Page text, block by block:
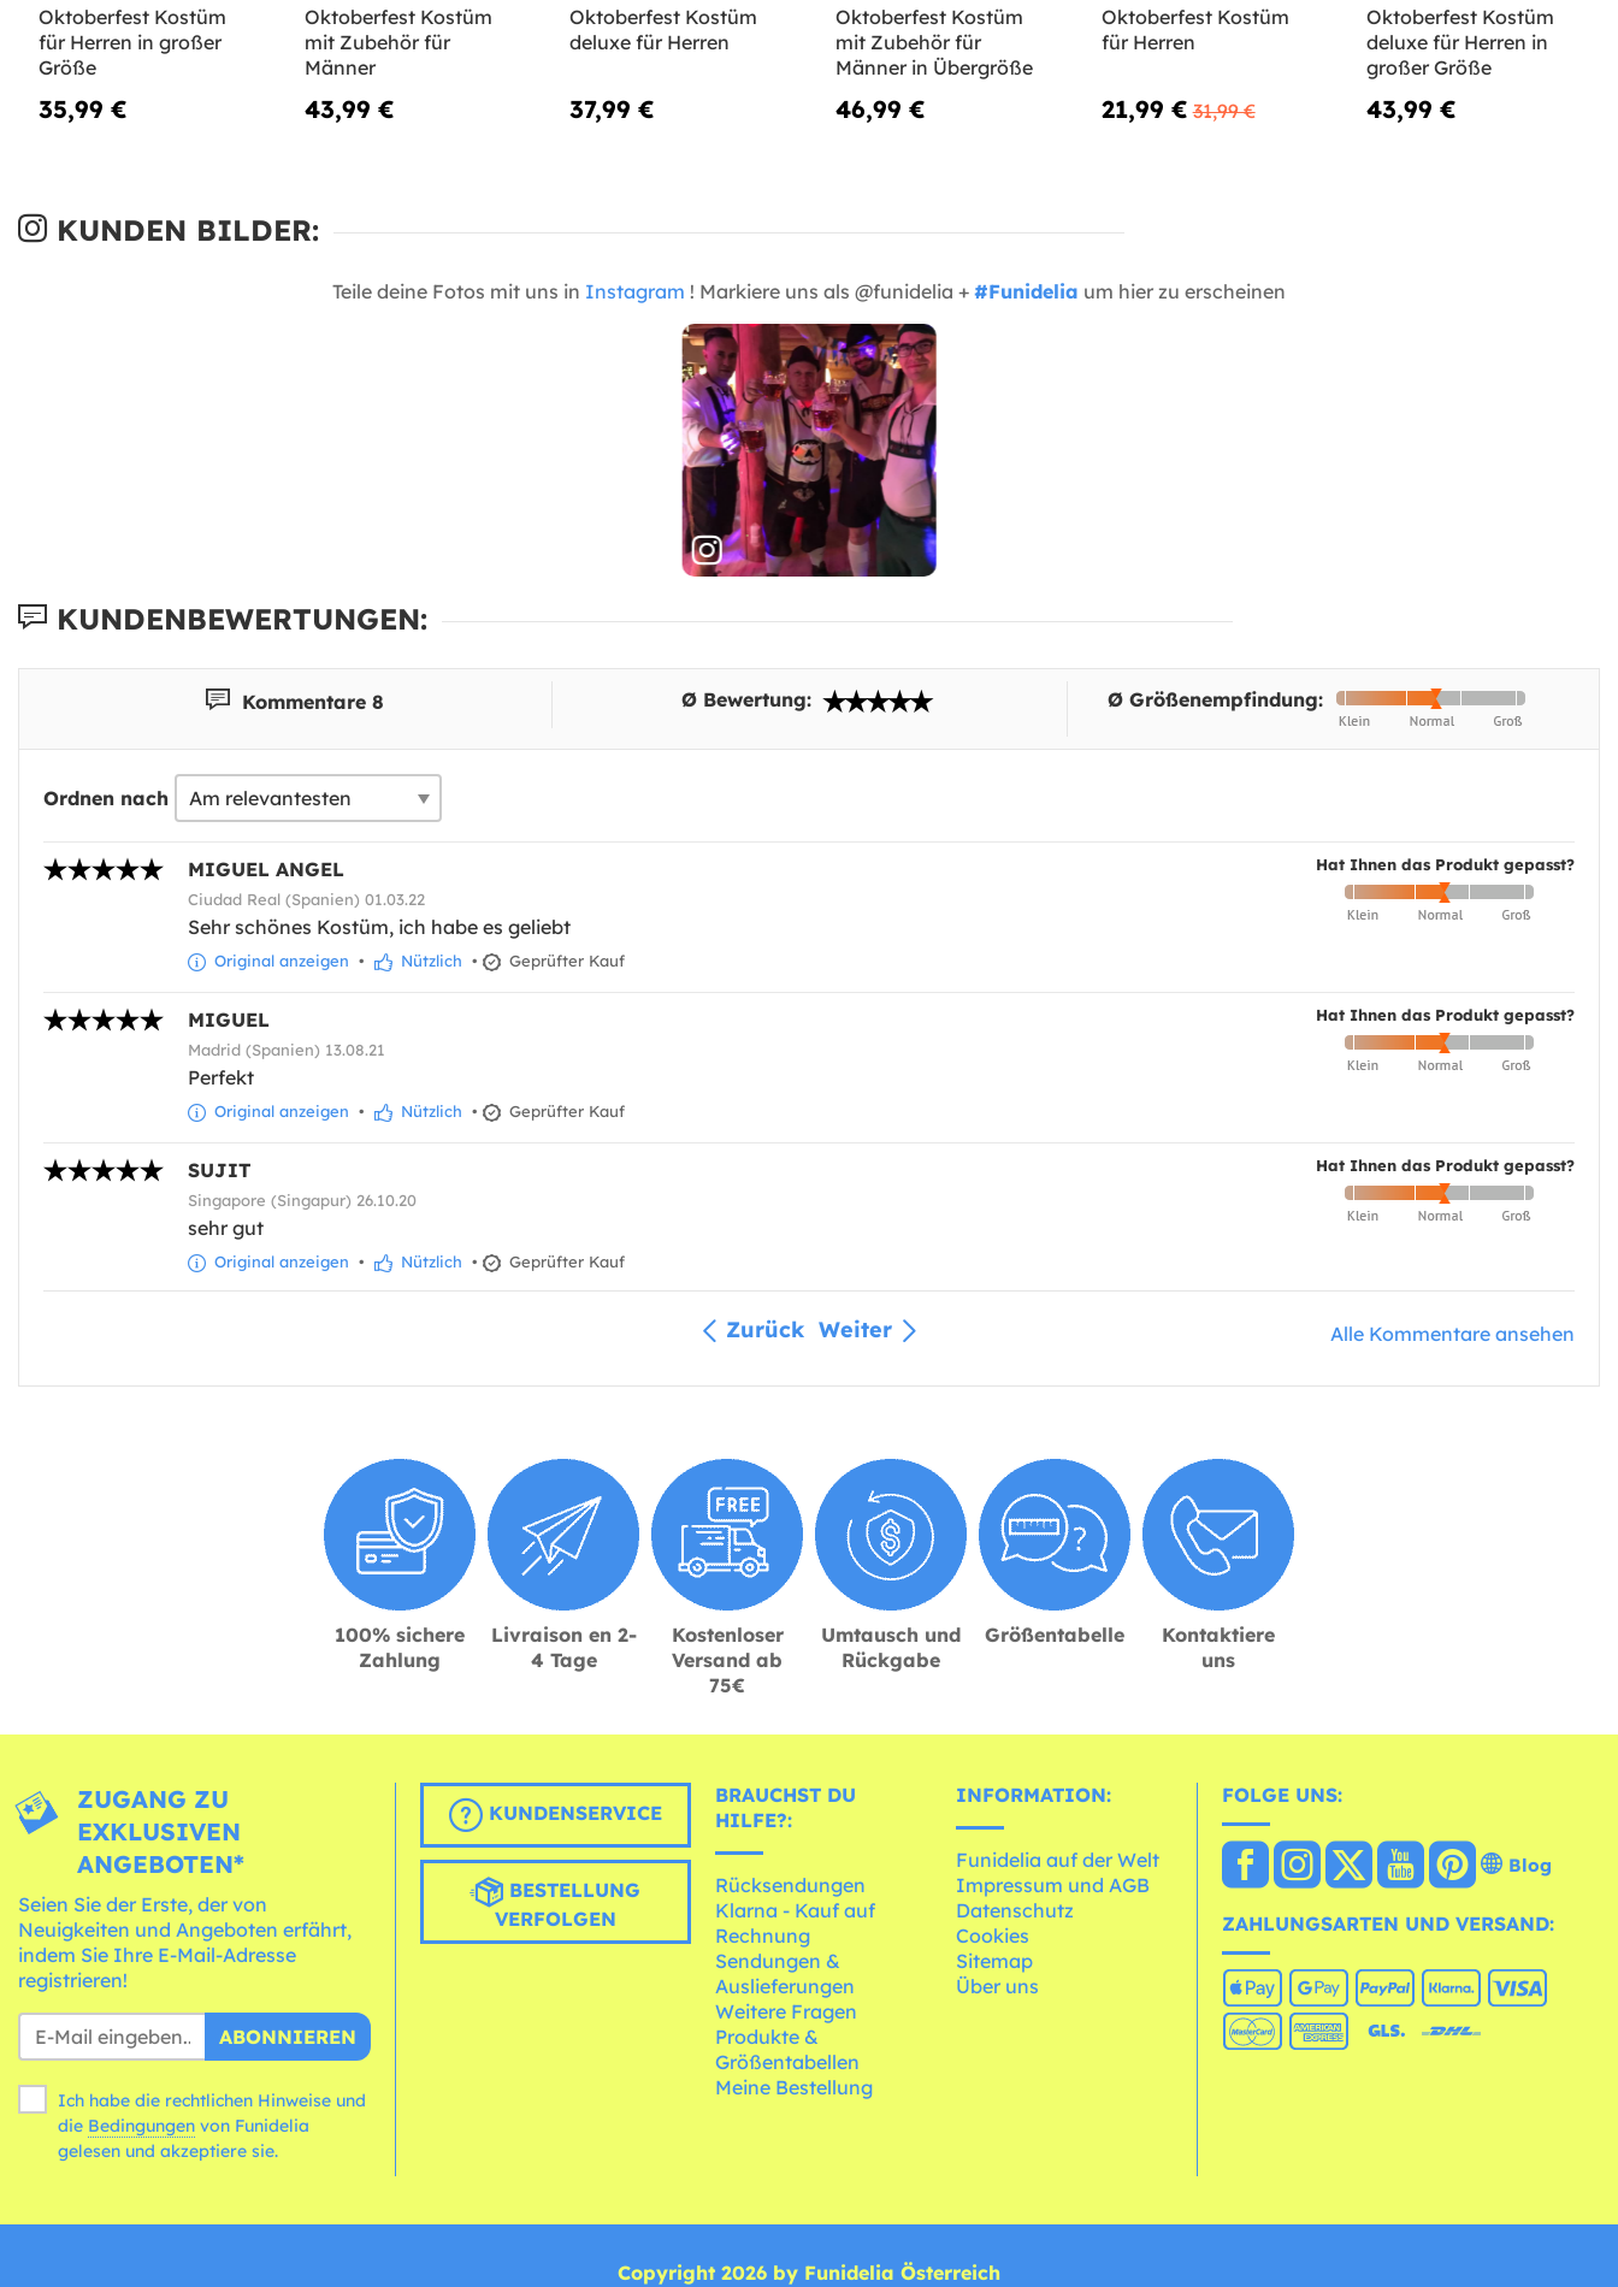
Oktoberfest Kostüm
für Herren in großer
Größe
35,99 €
Oktoberfest Kostüm
mit Zubehör für
Männer
43,99 €
Oktoberfest Kostüm
deluxe für Herren
37,99 €
Oktoberfest Kostüm
mit Zubehör für
Männer in Übergröße
46,99 €
Oktoberfest Kostüm
für Herren
21,99 € 31,99 €
Oktoberfest Kostüm
deluxe für Herren in
großer Größe
43,99 €
KUNDEN BILDER:
Teile deine Fotos mit uns in Instagram ! Markiere uns als @funidelia + #Funidelia um hier zu erscheinen
KUNDENBEWERTUNGEN:
Kommentare 8 Ø Bewertung: Ø Größenempfindung:
Ordnen nach
Hat Ihnen das Produkt gepasst?
MIGUEL ANGEL
Ciudad Real (Spanien) 01.03.22
Sehr schönes Kostüm, ich habe es geliebt
Original anzeigen • Nützlich • Geprüfter Kauf
Hat Ihnen das Produkt gepasst?
MIGUEL
Madrid (Spanien) 13.08.21
Perfekt
Original anzeigen • Nützlich • Geprüfter Kauf
Hat Ihnen das Produkt gepasst?
SUJIT
Singapore (Singapur) 26.10.20
sehr gut
Original anzeigen • Nützlich • Geprüfter Kauf
Zurück Weiter Alle Kommentare ansehen
100% sichere
Zahlung
Livraison en 2-
4 Tage
Kostenloser
Versand ab
75€
Umtausch und
Rückgabe
Größentabelle
Kontaktiere
uns
ZUGANG ZU
EXKLUSIVEN
ANGEBOTEN*
Seien Sie der Erste, der von
Neuigkeiten und Angeboten erfährt,
indem Sie Ihre E-Mail-Adresse
registrieren!
ABONNIEREN
Ich habe die rechtlichen Hinweise und
die Bedingungen
gelesen und akzeptiere sie.
KUNDENSERVICE
BESTELLUNG
VERFOLGEN
BRAUCHST DU
HILFE?:
Rücksendungen
Klarna - Kauf auf
Rechnung
Sendungen &
Auslieferungen
Weitere Fragen
Produkte &
Größentabellen
Meine Bestellung
INFORMATION:
Funidelia auf der Welt
Impressum und AGB
Datenschutz
Cookies
Sitemap
Über uns
FOLGE UNS:
Blog
ZAHLUNGSARTEN UND VERSAND:
Copyright 2026 by Funidelia Österreich